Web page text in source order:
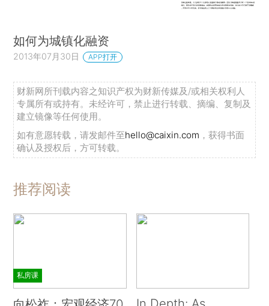
如何为城镇化融资
2013年07月30日 APP打开
财新网所刊载内容之知识产权为财新传媒及/或相关权利人
专属所有或持有。未经许可，禁止进行转载、摘编、复制及
建立镜像等任何使用。
如有意愿转载，请发邮件至hello@caixin.com ，获得书面
确认及授权后，方可转载。
推荐阅读
私房课